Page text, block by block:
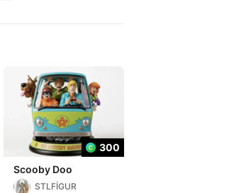
300
Scooby Doo
STLFİGUR